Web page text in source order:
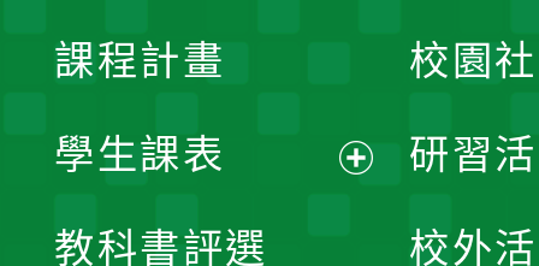
課程計畫
學生課表
教科書評選
校園
研習
校外